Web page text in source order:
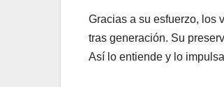
Gracias a su esfuerzo, los
tras generación. Su
Así lo entiende y lo